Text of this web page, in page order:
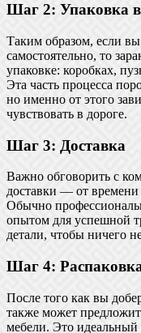
Шаг 2: Упаковка
Таким образом, если
самостоятельно, то
упаковке: коробках,
Эта часть процесса
но именно от этого
чувствовать в дороге.
Шаг 3: Доставка
Важно обговорить с
доставки — от времени
Обычно
опытом для успешной
детали, чтобы ничего
Шаг 4:
После того как вы
также может
мебели. Это идеальный